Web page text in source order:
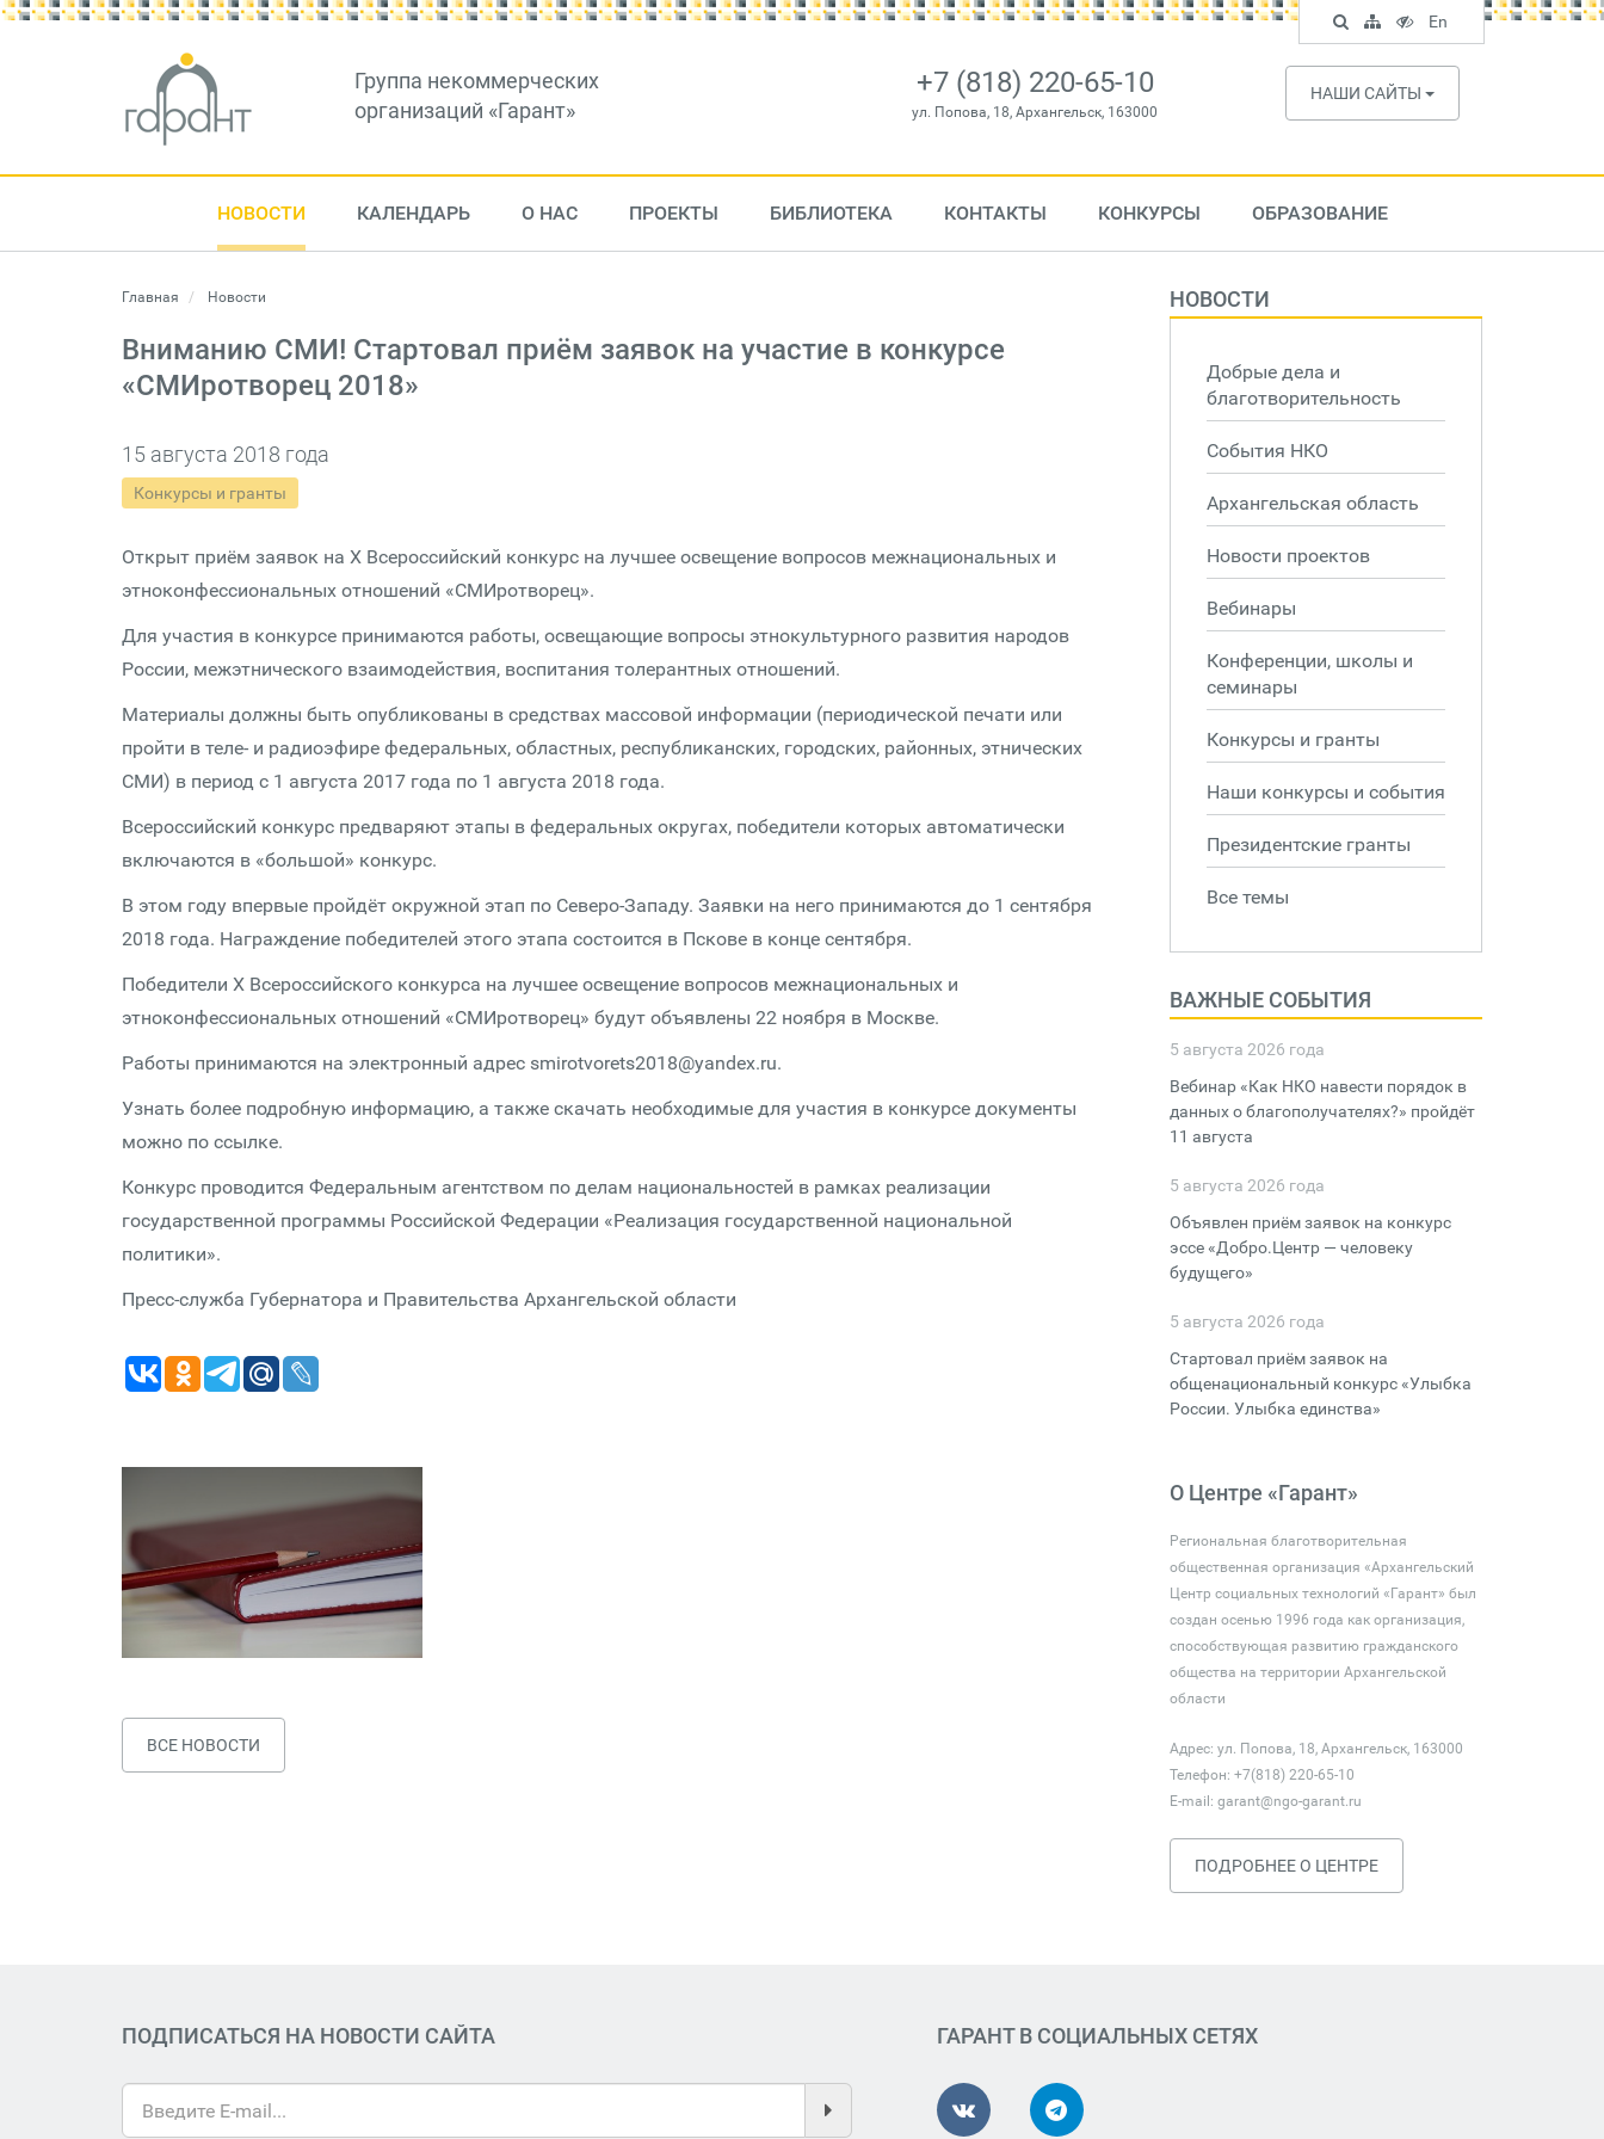
Группа некоммерческих
организаций «Гарант»
+7 (818) 220-65-10
ул. Попова, 18, Архангельск, 163000
НАШИ САЙТЫ
НОВОСТИ КАЛЕНДАРЬ О НАС ПРОЕКТЫ БИБЛИОТЕКА КОНТАКТЫ КОНКУРСЫ ОБРАЗОВАНИЕ
Главная Новости
Вниманию СМИ! Стартовал приём заявок на участие в конкурсе
«СМИротворец 2018»
15 августа 2018 года
Конкурсы и гранты
Открыт приём заявок на X Всероссийский конкурс на лучшее освещение вопросов межнациональных и
этноконфессиональных отношений «СМИротворец».
Для участия в конкурсе принимаются работы, освещающие вопросы этнокультурного развития народов
России, межэтнического взаимодействия, воспитания толерантных отношений.
Материалы должны быть опубликованы в средствах массовой информации (периодической печати или
пройти в теле- и радиоэфире федеральных, областных, республиканских, городских, районных, этнических
СМИ) в период с 1 августа 2017 года по 1 августа 2018 года.
Всероссийский конкурс предваряют этапы в федеральных округах, победители которых автоматически
включаются в «большой» конкурс.
В этом году впервые пройдёт окружной этап по Северо-Западу. Заявки на него принимаются до 1 сентября
2018 года. Награждение победителей этого этапа состоится в Пскове в конце сентября.
Победители X Всероссийского конкурса на лучшее освещение вопросов межнациональных и
этноконфессиональных отношений «СМИротворец» будут объявлены 22 ноября в Москве.
Работы принимаются на электронный адрес smirotvorets2018@yandex.ru.
Узнать более подробную информацию, а также скачать необходимые для участия в конкурсе документы
можно по ссылке.
Конкурс проводится Федеральным агентством по делам национальностей в рамках реализации
государственной программы Российской Федерации «Реализация государственной национальной
политики».
Пресс-служба Губернатора и Правительства Архангельской области
ВСЕ НОВОСТИ
НОВОСТИ
Добрые дела и
благотворительность
События НКО
Архангельская область
Новости проектов
Вебинары
Конференции, школы и
семинары
Конкурсы и гранты
Наши конкурсы и события
Президентские гранты
Все темы
ВАЖНЫЕ СОБЫТИЯ
5 августа 2026 года
Вебинар «Как НКО навести порядок в
данных о благополучателях?» пройдёт
11 августа
5 августа 2026 года
Объявлен приём заявок на конкурс
эссе «Добро.Центр — человеку
будущего»
5 августа 2026 года
Стартовал приём заявок на
общенациональный конкурс «Улыбка
России. Улыбка единства»
О Центре «Гарант»
Региональная благотворительная
общественная организация «Архангельский
Центр социальных технологий «Гарант» был
создан осенью 1996 года как организация,
способствующая развитию гражданского
общества на территории Архангельской
области
Адрес: ул. Попова, 18, Архангельск, 163000
Телефон: +7(818) 220-65-10
E-mail: garant@ngo-garant.ru
ПОДРОБНЕЕ О ЦЕНТРЕ
ПОДПИСАТЬСЯ НА НОВОСТИ САЙТА ГАРАНТ В СОЦИАЛЬНЫХ СЕТЯХ
Поиск
по
сайту
Карта
сайта
Версия
для
слабовидящих
En
English